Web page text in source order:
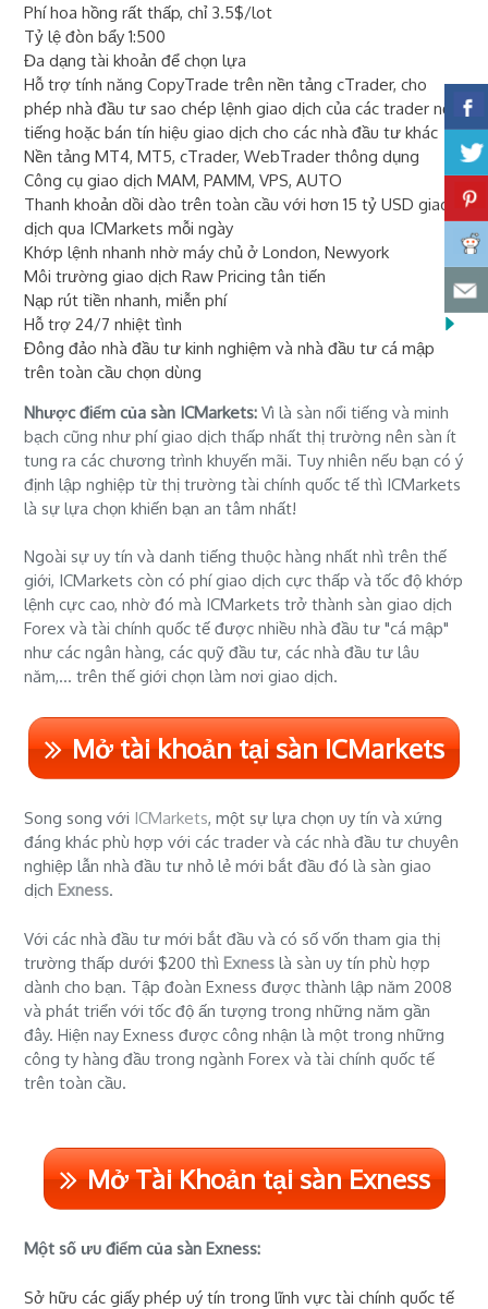
Phí hoa hồng rất thấp, chỉ 3.5$/lot
Tỷ lệ đòn bẩy 1:500
Đa dạng tài khoản để chọn lựa
Hỗ trợ tính năng CopyTrade trên nền tảng cTrader, cho
phép nhà đầu tư sao chép lệnh giao dịch của các trader nổi
tiếng hoặc bán tín hiệu giao dịch cho các nhà đầu tư khác
Nền tảng MT4, MT5, cTrader, WebTrader thông dụng
Công cụ giao dịch MAM, PAMM, VPS, AUTO
Thanh khoản dồi dào trên toàn cầu với hơn 15 tỷ USD giao
dịch qua ICMarkets mỗi ngày
Khớp lệnh nhanh nhờ máy chủ ở London, Newyork
Môi trường giao dịch Raw Pricing tân tiến
Nạp rút tiền nhanh, miễn phí
Hỗ trợ 24/7 nhiệt tình
Đông đảo nhà đầu tư kinh nghiệm và nhà đầu tư cá mập
trên toàn cầu chọn dùng
Nhược điểm của sàn ICMarkets: Vì là sàn nổi tiếng và minh
bạch cũng như phí giao dịch thấp nhất thị trường nên sàn ít
tung ra các chương trình khuyến mãi. Tuy nhiên nếu bạn có ý
định lập nghiệp từ thị trường tài chính quốc tế thì ICMarkets
là sự lựa chọn khiến bạn an tâm nhất!
Ngoài sự uy tín và danh tiếng thuộc hàng nhất nhì trên thế
giới, ICMarkets còn có phí giao dịch cực thấp và tốc độ khớp
lệnh cực cao, nhờ đó mà ICMarkets trở thành sàn giao dịch
Forex và tài chính quốc tế được nhiều nhà đầu tư "cá mập"
như các ngân hàng, các quỹ đầu tư, các nhà đầu tư lâu
năm,... trên thế giới chọn làm nơi giao dịch.
Mở tài khoản tại sàn ICMarkets
Song song với ICMarkets, một sự lựa chọn uy tín và xứng
đáng khác phù hợp với các trader và các nhà đầu tư chuyên
nghiệp lẫn nhà đầu tư nhỏ lẻ mới bắt đầu đó là sàn giao
dịch Exness.
Với các nhà đầu tư mới bắt đầu và có số vốn tham gia thị
trường thấp dưới $200 thìExness là sàn uy tín phù hợp
dành cho bạn. Tập đoàn Exness được thành lập năm 2008
và phát triển với tốc độ ấn tượng trong những năm gần
đây. Hiện nay Exness được công nhận là một trong những
công ty hàng đầu trong ngành Forex và tài chính quốc tế
trên toàn cầu.
Mở Tài Khoản tại sàn Exness
Một số ưu điểm của sàn Exness:
Sở hữu các giấy phép uý tín trong lĩnh vực tài chính quốc tế